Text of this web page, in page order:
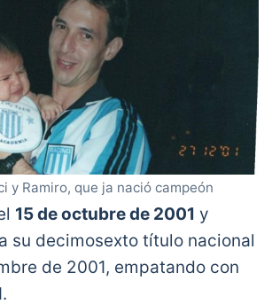
y Ramiro, que ja nació campeón
15 de octubre de 2001 y
su decimosexto título nacional
de 2001, empatando con